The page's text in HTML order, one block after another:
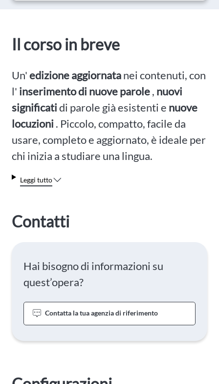
Il corso in breve
Un'edizione aggiornatanei contenuti, con
l' inserimento di nuove parole, nuovi
significatidi parole già esistenti e nuove
locuzioni . Piccolo, compatto, facile da
usare, completo e aggiornato, è ideale per
chi inizia a studiare una lingua.
Leggi tutto
Contatti
Hai bisogno di informazioni su
quest’opera?
Contatta la tua agenzia di riferimento